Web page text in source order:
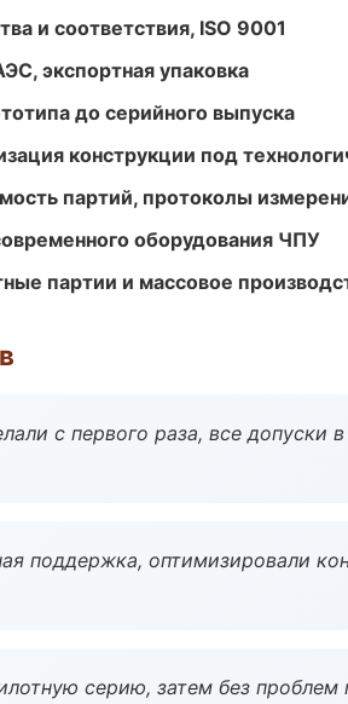
и соответствия, ISO 9001
экспортная упаковка
до серийного выпуска
конструкции под
партий, протоколы
оборудования ЧПУ
партии и массовое
с первого раза, все допуски
поддержка, оптимизировали
серию, затем без